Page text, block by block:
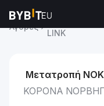
Αγορές
Chainlink Τιμή
LINK
Μετατροπή
ΚΟΡΌΝΑ